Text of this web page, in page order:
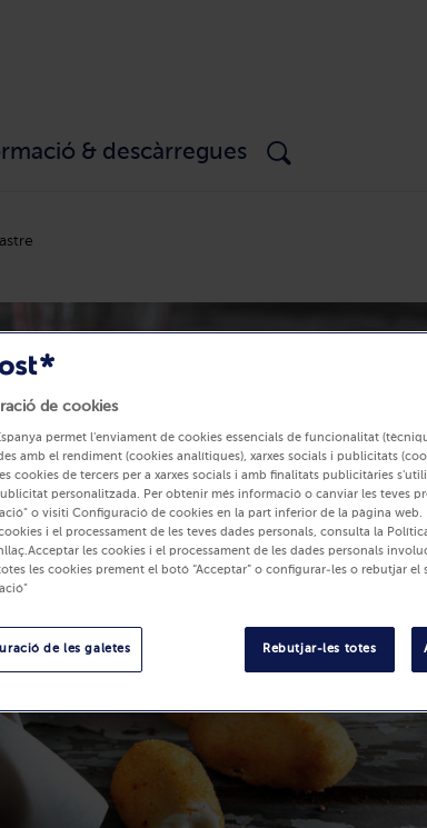
& descàrregues
de cookies
permet l'enviament de cookies essencials de funcionalitat
amb el rendiment (cookies analítiques), xarxes socials i publicitats
cookies de tercers per a xarxes socials i amb finalitats publicitàries
personalitzada. Per obtenir més informació o canviar les teves
o visiti Configuració de cookies en la part inferior de la pàgina
i el processament de les teves dades personals, consulta la
les cookies i el processament de les dades personals
les cookies prement el botó “Acceptar” o configurar-les o rebutjar el
Rebutjar-les totes
de les galetes